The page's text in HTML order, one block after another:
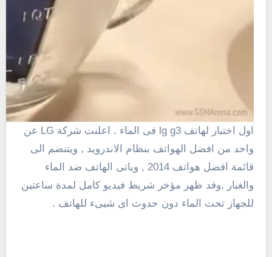
واحد من افضل الهواتف بنظام الاندرويد , ويتنضم الى
قائمة افضل هواتف 2014 , وياتى الهاتف ضد الماء
والغبار ,وقد ظهر مؤخر شريط فيديو كامل لمدة ساعتين
للجهاز تحت الماء دون حدوث اى شيىء للهاتف .